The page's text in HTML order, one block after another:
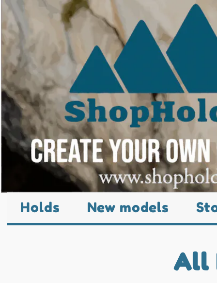
Holds New models
All